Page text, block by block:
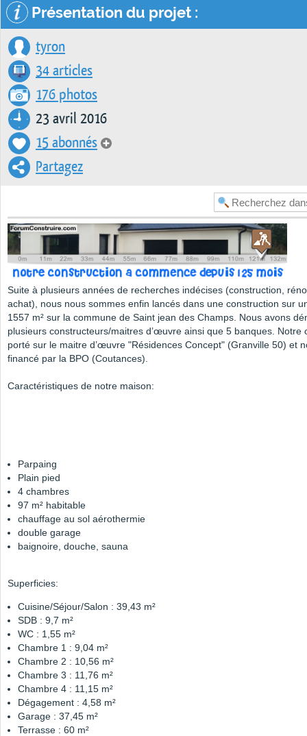
Présentation du projet :
tyron
34 articles
176 photos
23 avril 2016
15 abonnés
Partagez
Suite à plusieurs années de recherches indécises (construction,
achat), nous nous sommes enfin lancés dans une construction sur
1557 m² sur la commune de Saint jean des Champs. Nous avons
plusieurs constructeurs/maitres d’œuvre ainsi que 5 banques. Notre
porté sur le maitre d’œuvre "Résidences Concept" (Granville 50) et
financé par la BPO (Coutances).
Caractéristiques de notre maison:
Parpaing
Plain pied
4 chambres
97 m² habitable
chauffage au sol aérothermie
double garage
baignoire, douche, sauna
Superficies:
Cuisine/Séjour/Salon : 39,43 m²
SDB : 9,7 m²
WC : 1,55 m²
Chambre 1 : 9,04 m²
Chambre 2 : 10,56 m²
Chambre 3 : 11,76 m²
Chambre 4 : 11,15 m²
Dégagement : 4,58 m²
Garage : 37,45 m²
Terrasse : 60 m²